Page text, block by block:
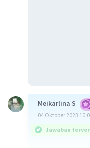
Meikarlina S
04 Oktober 2023
Jawaban